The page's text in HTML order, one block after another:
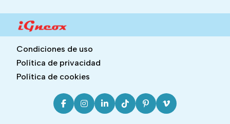
Condiciones de uso
Política de privacidad
Política de cookies